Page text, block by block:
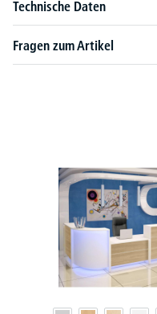
Technische Daten
Fragen zum Artikel